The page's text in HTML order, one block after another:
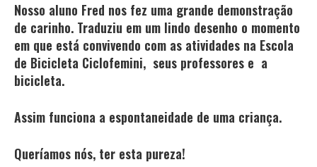
Nosso aluno Fred nos fez uma grande demonstração
de carinho. Traduziu em um lindo desenho o momento
em que está convivendo com as atividades na Escola
de Bicicleta Ciclofemini, seus professores e a
bicicleta.
Assim funciona a espontaneidade de uma criança.
Queríamos nós, ter esta pureza!